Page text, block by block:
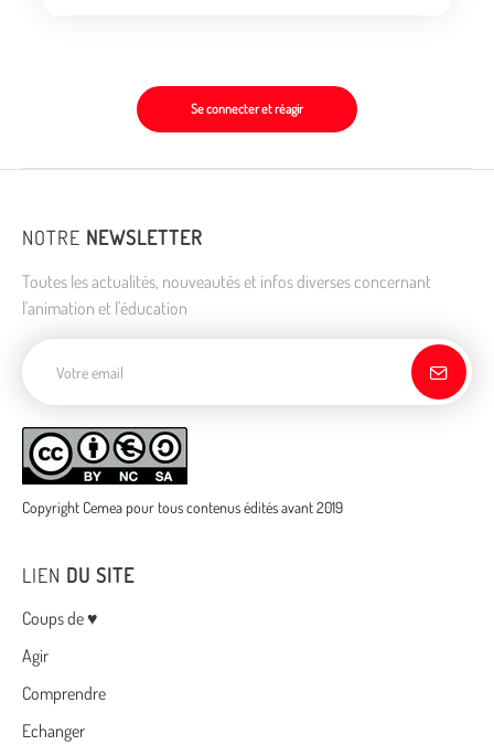
Se connecter et réagir
NOTRE NEWSLETTER
Toutes les actualités, nouveautés et infos diverses concernant
l'animation et l'éducation
Copyright Cemea pour tous contenus édités avant 2019
LIEN DU SITE
Menu
Coups de ♥
Agir
Comprendre
Echanger